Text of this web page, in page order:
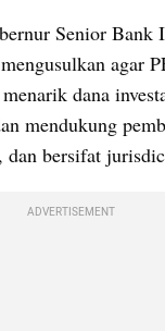
Senior Bank
agar
dana
mendukung
dan bersifat
ADVERTISEMENT